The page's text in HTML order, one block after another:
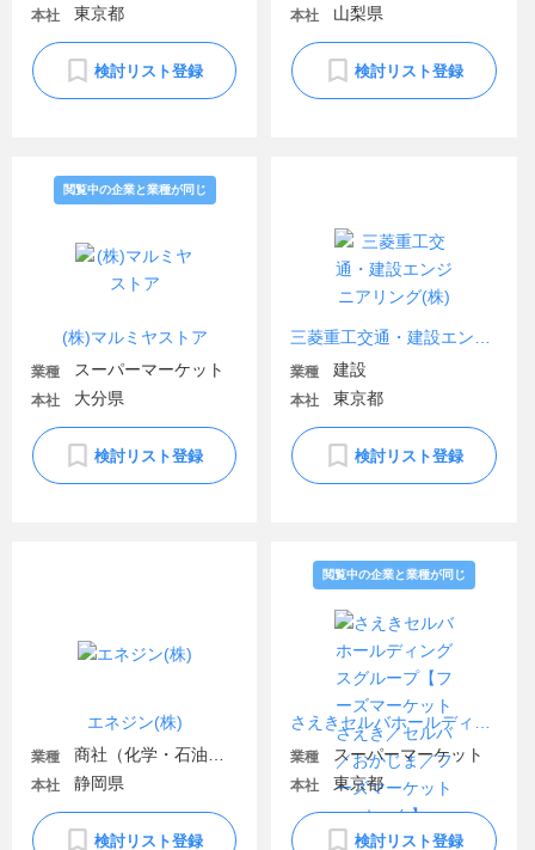
本社 東京都
検討リスト登録
本社 山梨県
検討リスト登録
(株)マルミヤストア
閲覧中の企業と業種が同じ
業種 スーパーマーケット
本社 大分県
検討リスト登録
業種 建設
本社 東京都
検討リスト登録
エネジン(株)
業種
本社 静岡県
検討リスト登録
閲覧中の企業と業種が同じ
業種 スーパーマーケット
本社 東京都
検討リスト登録